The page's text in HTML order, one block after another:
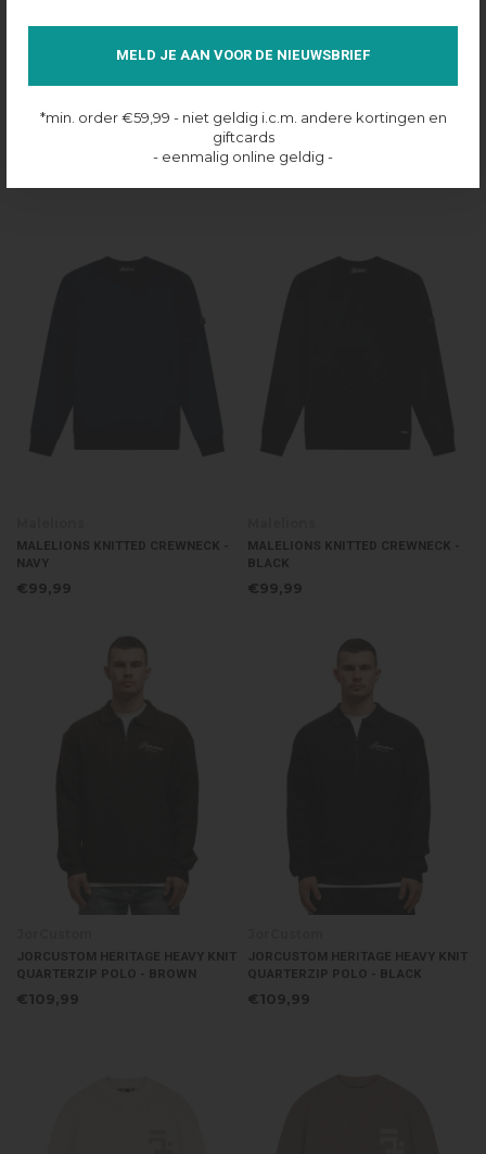
Malelions
MALELIONS KNITTED CREWNECK -
Malelions
MALELIONS KNITTED CREWNECK -
VINTAGE GREEN
MALELIONS KNITTED CREWNECK -
NAVY
€99,99
MALELIONS KNITTED CREWNECK -
BLACK
€99,99
JORCUSTOM HERITAGE HEAVY KNIT
QUARTERZIP POLO - BROWN
€109,99
JORCUSTOM HERITAGE HEAVY KNIT
QUARTERZIP POLO - BLACK
€109,99
MELD JE AAN VOOR DE NIEUWSBRIEF
*min. order €59,99 - niet geldig i.c.m. andere kortingen en
giftcards
- eenmalig online geldig -